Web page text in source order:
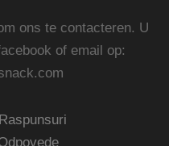
ons te contacteren. U
of email op: